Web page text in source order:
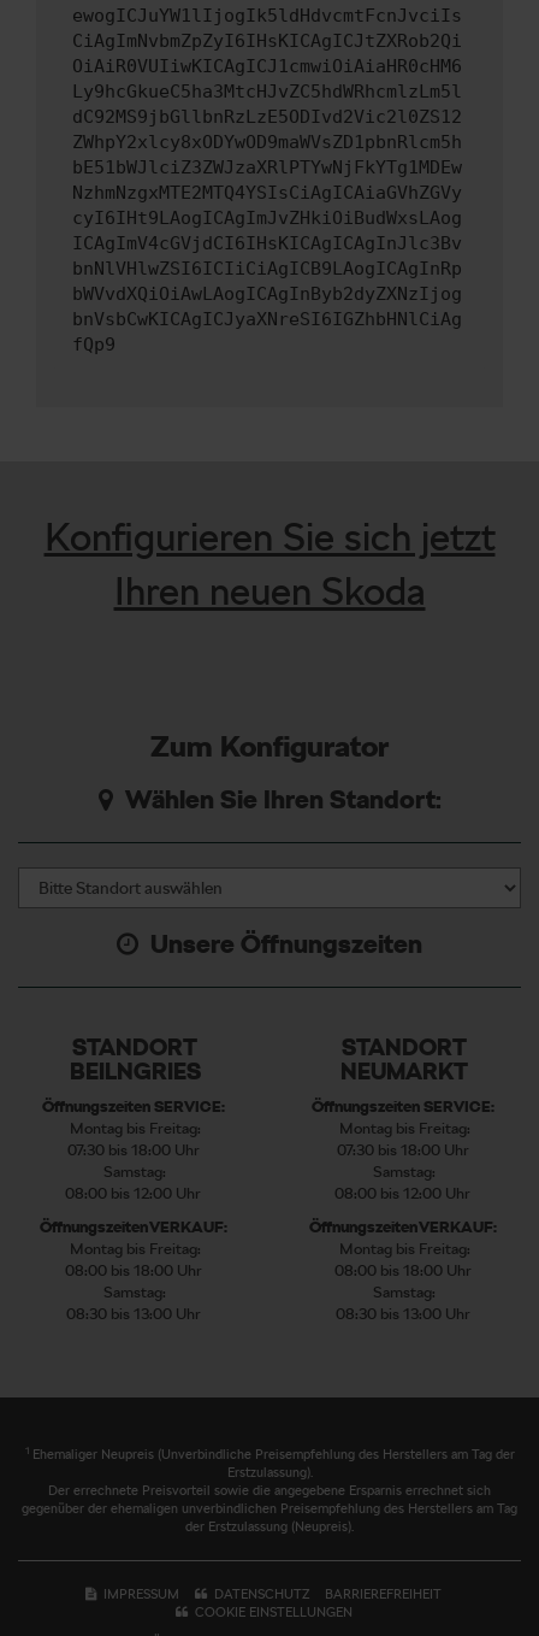
ewogICJuYW1lIjogIk5ldHdvcmtFcnJvciIs
CiAgImNvbmZpZyI6IHsKICAgICJtZXRob2Qi
OiAiR0VUIiwKICAgICJ1cmwiOiAiaHR0cHM6
Ly9hcGkueC5ha3MtcHJvZC5hdWRhcmlzLm5l
dC92MS9jbGllbnRzLzE5ODIvd2Vic2l0ZS12
ZWhpY2xlcy8xODYwOD9maWVsZD1pbnRlcm5h
bE51bWJlciZ3ZWJzaXRlPTYwNjFkYTg1MDEw
NzhmNzgxMTE2MTQ4YSIsCiAgICAiaGVhZGVy
cyI6IHt9LAogICAgImJvZHkiOiBudWxsLAog
ICAgImV4cGVjdCI6IHsKICAgICAgInJlc3Bv
bnNlVHlwZSI6ICIiCiAgICB9LAogICAgInRp
bWVvdXQiOiAwLAogICAgInByb2dyZXNzIjog
bnVsbCwKICAgICJyaXNreSI6IGZhbHNlCiAg
fQp9
Konfigurieren Sie sich jetzt
Ihren neuen Skoda
Zum Konfigurator
Wählen Sie Ihren Standort:
Unsere Öffnungszeiten
STANDORT
BEILNGRIES
Öffnungszeiten SERVICE:
Montag bis Freitag:
07:30 bis 18:00 Uhr
Samstag:
08:00 bis 12:00 Uhr
Öffnungszeiten VERKAUF:
Montag bis Freitag:
08:00 bis 18:00 Uhr
Samstag:
08:30 bis 13:00 Uhr
STANDORT
NEUMARKT
Öffnungszeiten SERVICE:
Montag bis Freitag:
07:30 bis 18:00 Uhr
Samstag:
08:00 bis 12:00 Uhr
Öffnungszeiten VERKAUF:
Montag bis Freitag:
08:00 bis 18:00 Uhr
Samstag:
08:30 bis 13:00 Uhr
1Ehemaliger Neupreis (Unverbindliche Preisempfehlung des Herstellers am Tag der
Erstzulassung).
Der errechnete Preisvorteil sowie die angegebene Ersparnis errechnet sich
gegenüber der ehemaligen unverbindlichen Preisempfehlung des Herstellers am Tag
der Erstzulassung (Neupreis).
IMPRESSUM DATENSCHUTZ
BARRIEREFREIHEIT
COOKIE EINSTELLUNGEN